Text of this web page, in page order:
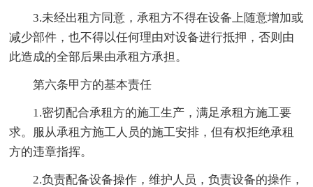
3.未经出租方同意，承租方不得在设备上随意增加或
减少部件，也不得以任何理由对设备进行抵押，否则由
此造成的全部后果由承租方承担。
第六条甲方的基本责任
1.密切配合承租方的施工生产，满足承租方施工要
求。服从承租方施工人员的施工安排，但有权拒绝承租
方的违章指挥。
2.负责配备设备操作，维护人员，负责设备的操作，